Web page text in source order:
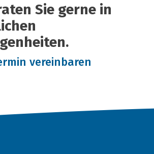
Sie gerne in
vereinbaren